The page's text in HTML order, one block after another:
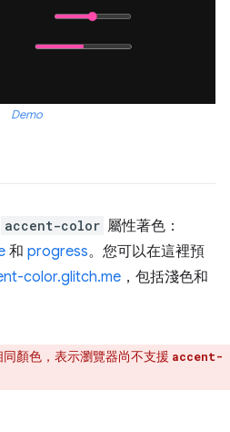
Demo
accent-color 屬性著色：
和 progress。您可以在這裡預
color.glitch.me ，包括淺色和
顏色，表示瀏覽器尚不支援 accent-